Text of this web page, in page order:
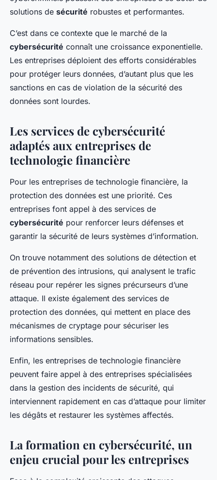
solutions de sécurité robustes et performantes.
C’est dans ce contexte que le marché de la
cybersécurité connaît une croissance exponentielle.
Les entreprises déploient des efforts considérables
pour protéger leurs données, d’autant plus que les
sanctions en cas de violation de la sécurité des
données sont lourdes.
Les services de cybersécurité
adaptés aux entreprises de
technologie financière
Pour les entreprises de technologie financière, la
protection des données est une priorité. Ces
entreprises font appel à des services de
cybersécurité pour renforcer leurs défenses et
garantir la sécurité de leurs systèmes d’information.
On trouve notamment des solutions de détection et
de prévention des intrusions, qui analysent le trafic
réseau pour repérer les signes précurseurs d’une
attaque. Il existe également des services de
protection des données, qui mettent en place des
mécanismes de cryptage pour sécuriser les
informations sensibles.
Enfin, les entreprises de technologie financière
peuvent faire appel à des entreprises spécialisées
dans la gestion des incidents de sécurité, qui
interviennent rapidement en cas d’attaque pour limiter
les dégâts et restaurer les systèmes affectés.
La formation en cybersécurité, un
enjeu crucial pour les entreprises